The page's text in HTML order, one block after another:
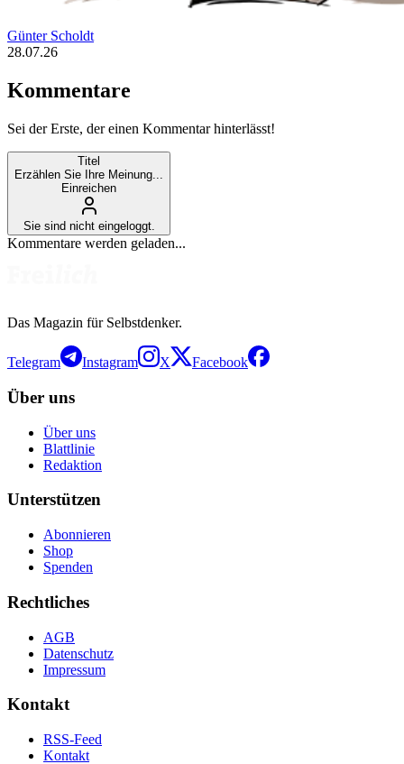
Günter Scholdt
28.07.26
Kommentare
Sei der Erste, der einen Kommentar hinterlässt!
Titel
Erzählen Sie Ihre Meinung...
Einreichen
Sie sind nicht eingeloggt.
Kommentare werden geladen...
Das Magazin für Selbstdenker.
Telegram Instagram X Facebook
Über uns
Über uns
Blattlinie
Redaktion
Unterstützen
Abonnieren
Shop
Spenden
Rechtliches
AGB
Datenschutz
Impressum
Kontakt
RSS-Feed
Kontakt